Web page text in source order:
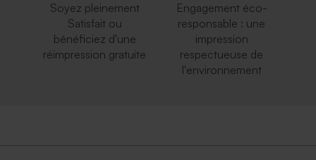
Soyez pleinement
Satisfait ou
bénéficiez d'une
réimpression gratuite
Engagement éco-
responsable : une
impression
respectueuse de
l'environnement